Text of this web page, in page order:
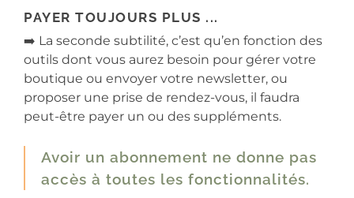
PAYER TOUJOURS PLUS ...
➡️ La seconde subtilité, c’est qu’en fonction des
outils dont vous aurez besoin pour gérer votre
boutique ou envoyer votre newsletter, ou
proposer une prise de rendez-vous, il faudra
peut-être payer un ou des suppléments.
Avoir un abonnement ne donne pas
accès à toutes les fonctionnalités.